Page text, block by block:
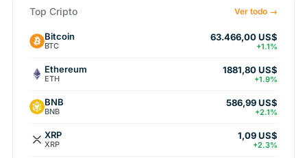
Top Cripto Ver todo →
Bitcoin
BTC
63.466,00 US$
+1.1%
Ethereum
ETH
1881,80 US$
+1.9%
BNB
BNB
586,99 US$
+2.1%
XRP
XRP
1,09 US$
+2.3%